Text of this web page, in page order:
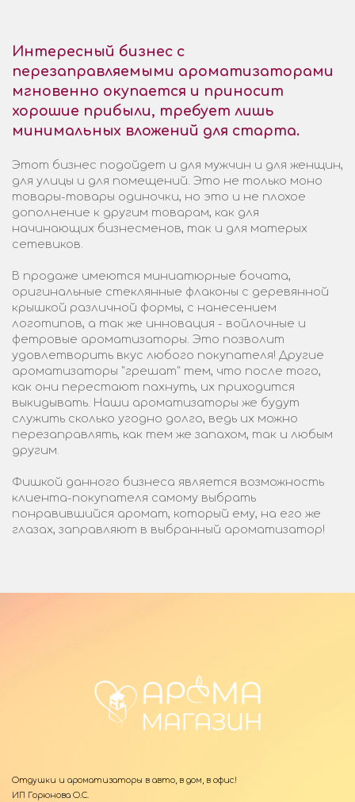
Интересный бизнес с
перезаправляемыми ароматизаторами
мгновенно окупается и приносит
хорошие прибыли, требует лишь
минимальных вложений для старта.
Этот бизнес подойдет и для мужчин и для женщин,
для улицы и для помещений. Это не только моно
товары-товары одиночки, но это и не плохое
дополнение к другим товарам, как для
начинающих бизнесменов, так и для матерых
сетевиков.
В продаже имеются миниатюрные бочата,
оригинальные стеклянные флаконы с деревянной
крышкой различной формы, с нанесением
логотипов, а так же инновация - войлочные и
фетровые ароматизаторы. Это позволит
удовлетворить вкус любого покупателя! Другие
ароматизаторы "грешат" тем, что после того,
как они перестают пахнуть, их приходится
выкидывать. Наши ароматизаторы же будут
служить сколько угодно долго, ведь их можно
перезаправлять, как тем же запахом, так и любым
другим.
Фишкой данного бизнеса является возможность
клиента-покупателя самому выбрать
понравившийся аромат, который ему, на его же
глазах, заправляют в выбранный ароматизатор!
Отдушки и ароматизаторы в авто, в дом, в офис!
ИП Горюнова О.С.